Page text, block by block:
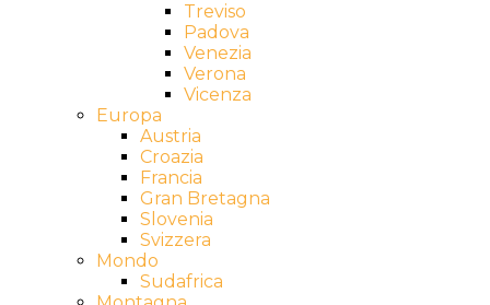
Treviso
Padova
Venezia
Verona
Vicenza
Europa
Austria
Croazia
Francia
Gran Bretagna
Slovenia
Svizzera
Mondo
Sudafrica